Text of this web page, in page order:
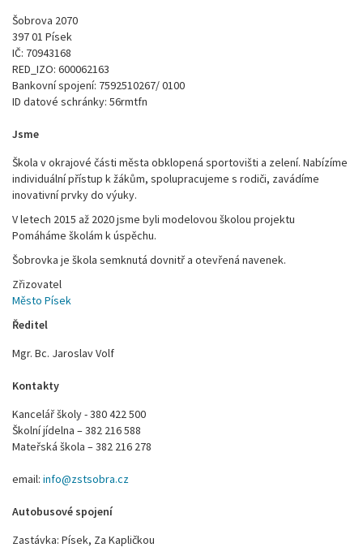
Šobrova 2070
397 01 Písek
IČ: 70943168
RED_IZO: 600062163
Bankovní spojení: 7592510267/ 0100
ID datové schránky: 56rmtfn
Jsme
Škola v okrajové části města obklopená sportovišti a zelení. Nabízíme
individuální přístup k žákům, spolupracujeme s rodiči, zavádíme
inovativní prvky do výuky.
V letech 2015 až 2020 jsme byli modelovou školou projektu
Pomáháme školám k úspěchu.
Šobrovka je škola semknutá dovnitř a otevřená navenek.
Zřizovatel
Město Písek
Ředitel
Mgr. Bc. Jaroslav Volf
Kontakty
Kancelář školy - 380 422 500
Školní jídelna – 382 216 588
Mateřská škola – 382 216 278
email: info@zstsobra.cz
Autobusové spojení
Zastávka: Písek, Za Kapličkou